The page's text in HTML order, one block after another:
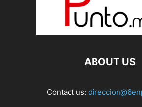
ABOUT US
Contact us: